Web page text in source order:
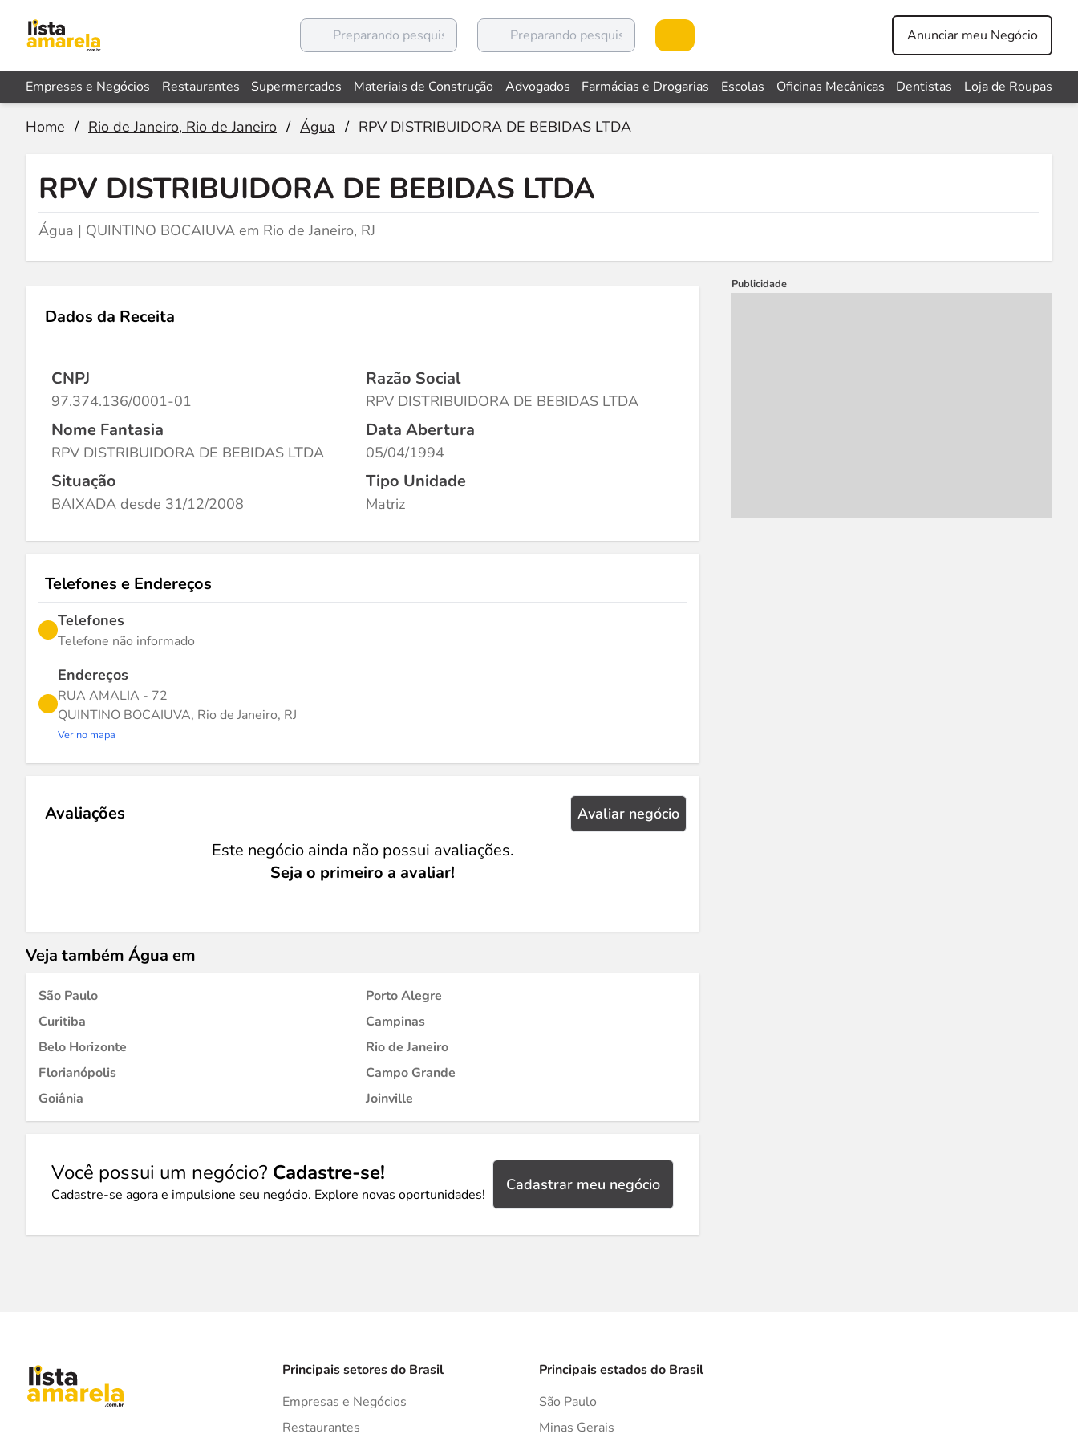
Anunciar meu Negócio
Empresas e Negócios Restaurantes Supermercados Materiais de Construção Advogados Farmácias e Drogarias Escolas Oficinas Mecânicas Dentistas Loja de Roupas
Home / Rio de Janeiro, Rio de Janeiro / Água / RPV DISTRIBUIDORA DE BEBIDAS LTDA
RPV DISTRIBUIDORA DE BEBIDAS LTDA
Água | QUINTINO BOCAIUVA em Rio de Janeiro, RJ
Dados da Receita
CNPJ
97.374.136/0001-01
Razão Social
RPV DISTRIBUIDORA DE BEBIDAS LTDA
Nome Fantasia
RPV DISTRIBUIDORA DE BEBIDAS LTDA
Data Abertura
05/04/1994
Situação
BAIXADA desde 31/12/2008
Tipo Unidade
Matriz
Telefones e Endereços
Telefones
Telefone não informado
Endereços
RUA AMALIA - 72
QUINTINO BOCAIUVA, Rio de Janeiro, RJ
Ver no mapa
Avaliações Avaliar negócio
Este negócio ainda não possui avaliações.
Seja o primeiro a avaliar!
Veja também Água em
São Paulo
Porto Alegre
Curitiba
Campinas
Belo Horizonte
Rio de Janeiro
Florianópolis
Campo Grande
Goiânia
Joinville
Você possui um negócio? Cadastre-se!
Cadastre-se agora e impulsione seu negócio. Explore novas oportunidades!
Cadastrar meu negócio
Publicidade
Principais setores do Brasil
Empresas e Negócios
Restaurantes
Principais estados do Brasil
São Paulo
Minas Gerais